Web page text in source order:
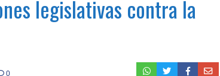
legislativas contra la
0